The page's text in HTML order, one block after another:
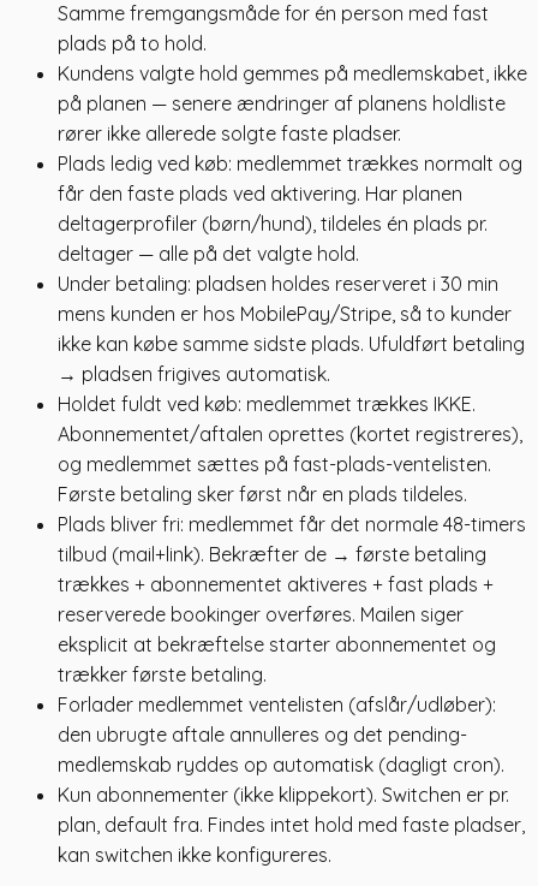
Samme fremgangsmåde for én person med fast
plads på to hold.
Kundens valgte hold gemmes på medlemskabet, ikke
på planen — senere ændringer af planens holdliste
rører ikke allerede solgte faste pladser.
Plads ledig ved køb: medlemmet trækkes normalt og
får den faste plads ved aktivering. Har planen
deltagerprofiler (børn/hund), tildeles én plads pr.
deltager — alle på det valgte hold.
Under betaling: pladsen holdes reserveret i 30 min
mens kunden er hos MobilePay/Stripe, så to kunder
ikke kan købe samme sidste plads. Ufuldført betaling
→ pladsen frigives automatisk.
Holdet fuldt ved køb: medlemmet trækkes IKKE.
Abonnementet/aftalen oprettes (kortet registreres),
og medlemmet sættes på fast-plads-ventelisten.
Første betaling sker først når en plads tildeles.
Plads bliver fri: medlemmet får det normale 48-timers
tilbud (mail+link). Bekræfter de → første betaling
trækkes + abonnementet aktiveres + fast plads +
reserverede bookinger overføres. Mailen siger
eksplicit at bekræftelse starter abonnementet og
trækker første betaling.
Forlader medlemmet ventelisten (afslår/udløber):
den ubrugte aftale annulleres og det pending-
medlemskab ryddes op automatisk (dagligt cron).
Kun abonnementer (ikke klippekort). Switchen er pr.
plan, default fra. Findes intet hold med faste pladser,
kan switchen ikke konfigureres.